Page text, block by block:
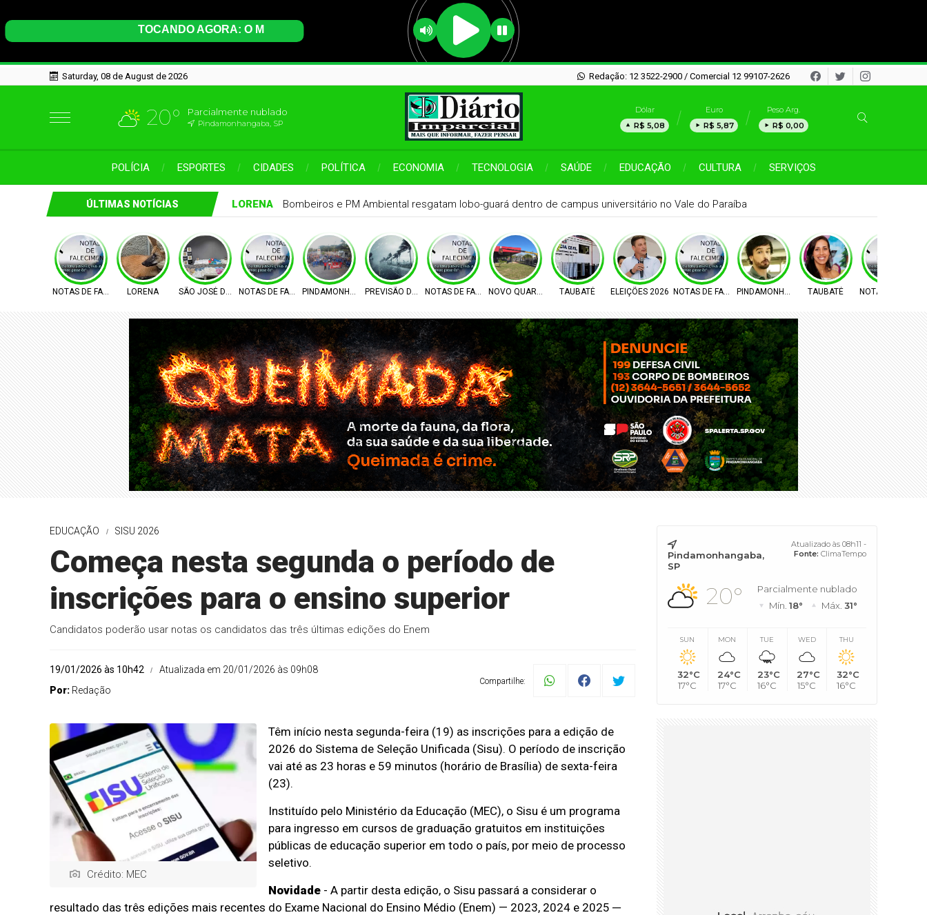
Saturday, 08 de August de 2026 Redação: 12 3522-2900 / Comercial 12 99107-2626
20° Parcialmente nublado
Pindamonhangaba, SP
Dólar
R$ 5,08
Euro
R$ 5,87
Peso Arg.
R$ 0,00
POLÍCIA ESPORTES CIDADES POLÍTICA ECONOMIA TECNOLOGIA SAÚDE EDUCAÇÃO CULTURA SERVIÇOS
ÚLTIMAS NOTÍCIAS LORENA Bombeiros e PM Ambiental resgatam lobo-guará dentro de campus universitário no Vale do Paraíba
NOTAS DE FALECIMENTO
LORENA SÃO JOSÉ DOS CAMPOSNOTAS DE FALECIMENTOPINDAMONHANGABAPREVISÃO DO TEMPONOTAS DE FALECIMENTO
NOVO QUARTEL TAUBATÉ ELEIÇÕES 2026 NOTAS DE FALECIMENTOPINDAMONHANGABATAUBATÉ NOTAS DE
EDUCAÇÃO SISU 2026
Começa nesta segunda o período de
inscrições para o ensino superior
Candidatos poderão usar notas os candidatos das três últimas edições do Enem
19/01/2026 às 10h42
Atualizada em 20/01/2026 às 09h08
Por: Redação
Compartilhe:
Crédito: MEC
Têm início nesta segunda-feira (19) as inscrições para a edição de
2026 do Sistema de Seleção Unificada (Sisu). O período de inscrição
vai até as 23 horas e 59 minutos (horário de Brasília) de sexta-feira
(23).
Instituído pelo Ministério da Educação (MEC), o Sisu é um programa
para ingresso em cursos de graduação gratuitos em instituições
públicas de educação superior em todo o país, por meio de processo
seletivo.
Novidade - A partir desta edição, o Sisu passará a considerar o
resultado das três edições mais recentes do Exame Nacional do Ensino Médio (Enem) — 2023, 2024 e 2025 ─
Pindamonhangaba,
SP
Atualizado às 08h11 -
Fonte: ClimaTempo
20°
Parcialmente nublado
Mín. 18° Máx. 31°
SUN
32°C
17°C
MON
24°C
17°C
TUE
23°C
16°C
WED
27°C
15°C
THU
32°C
16°C